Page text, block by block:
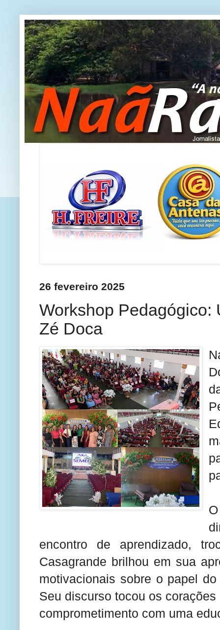
26 fevereiro 2025
Workshop Pedagógico:
Zé Doca
encontro de aprendizado,
Casagrande brilhou em sua
motivacionais sobre o papel
Seu discurso tocou os
comprometimento com uma